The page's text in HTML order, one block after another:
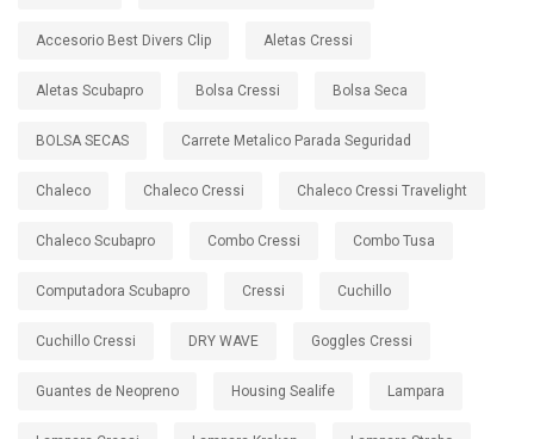
Accesorio Best Divers Clip Aletas Cressi
Aletas Scubapro Bolsa Cressi Bolsa Seca
BOLSA SECAS Carrete Metalico Parada Seguridad
Chaleco Chaleco Cressi Chaleco Cressi Travelight
Chaleco Scubapro Combo Cressi Combo Tusa
Computadora Scubapro Cressi Cuchillo
Cuchillo Cressi DRY WAVE Goggles Cressi
Guantes de Neopreno Housing Sealife Lampara